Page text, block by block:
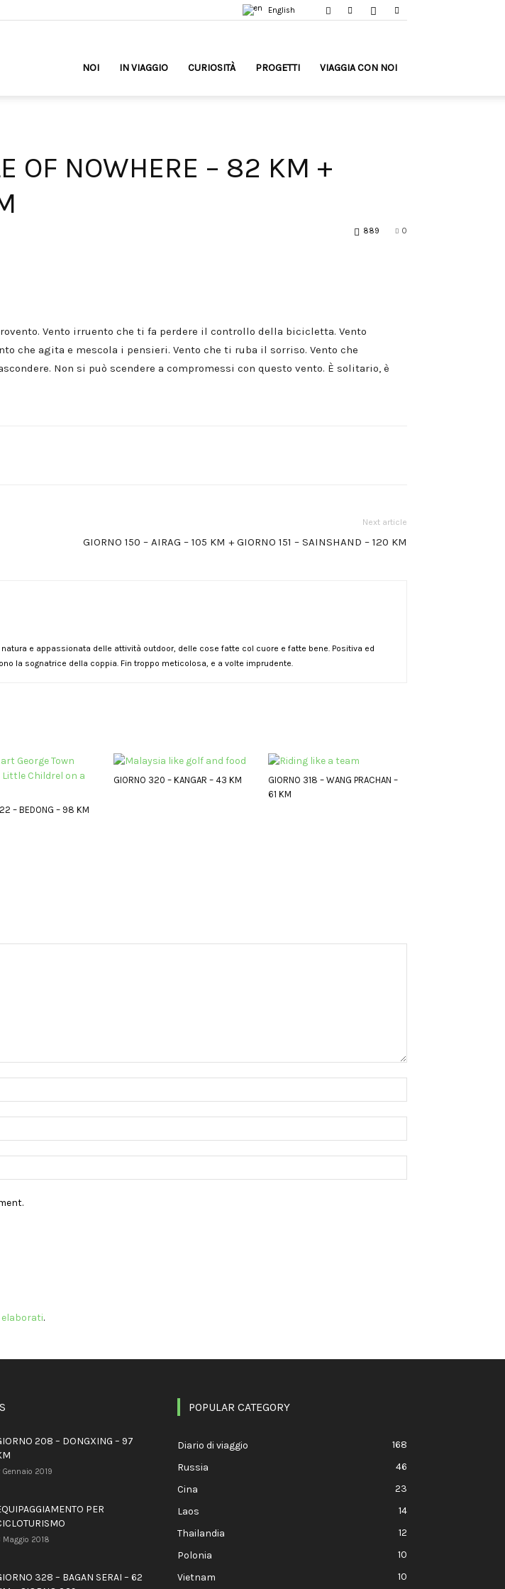
English
NOI IN VIAGGIO CURIOSITÀ PROGETTI VIAGGIA CON NOI
OF NOWHERE – 82 KM +
0
889
Vento irruento che ti fa perdere il controllo della bicicletta. Vento
che agita e mescola i pensieri. Vento che ti ruba il sorriso. Vento che
Non si può scendere a compromessi con questo vento. È solitario, è
Next article
GIORNO 150 – AIRAG – 105 KM + GIORNO 151 – SAINSHAND – 120 KM
e appassionata delle attività outdoor, delle cose fatte col cuore e fatte bene. Positiva ed
la sognatrice della coppia. Fin troppo meticolosa, e a volte imprudente.
– BEDONG – 98 KM
GIORNO 320 – KANGAR – 43 KM
GIORNO 318 – WANG PRACHAN –
61 KM
elaborati.
208 – DONGXING – 97
Gennaio 2019
PER
Maggio 2018
328 – BAGAN SERAI – 62
POPULAR CATEGORY
Diario di viaggio
168
Russia
46
Cina
23
Laos
14
Thailandia
12
Polonia
10
Vietnam
10